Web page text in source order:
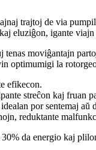
trajtoj de via
eluziĝon, igante
moviĝantajn
la
efikecon.
streĉon kaj fruan
por sentemaj aŭ
reduktante
da energio kaj